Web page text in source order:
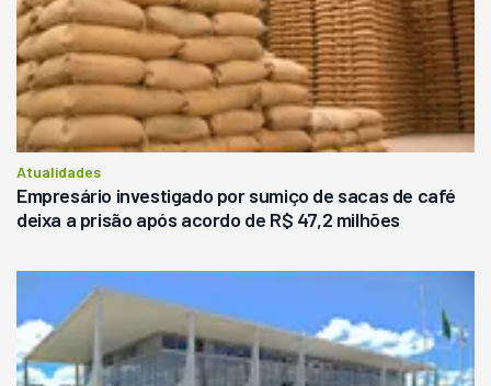
Atualidades
Empresário investigado por sumiço de sacas de café
deixa a prisão após acordo de R$ 47,2 milhões